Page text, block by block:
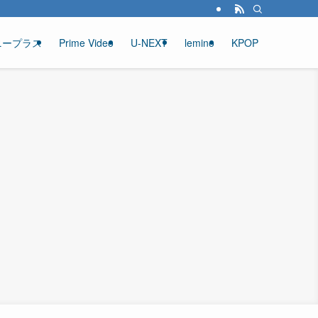
プラス Prime Video U-NEXT lemino KPOP